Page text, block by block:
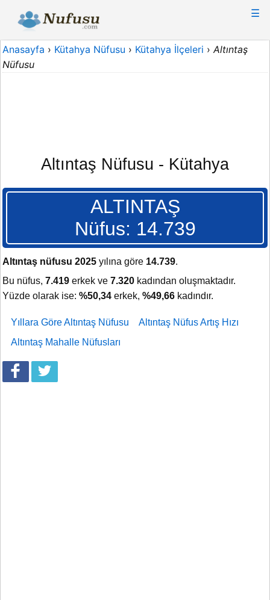
☰
Anasayfa › Kütahya Nüfusu › Kütahya İlçeleri › Altıntaş
Nüfusu
Altıntaş Nüfusu - Kütahya
ALTINTAŞ
Nüfus: 14.739
Altıntaş nüfusu 2025 yılına göre 14.739.
Bu nüfus, 7.419 erkek ve 7.320 kadından oluşmaktadır.
Yüzde olarak ise: %50,34 erkek, %49,66 kadındır.
Yıllara Göre Altıntaş Nüfusu
Altıntaş Nüfus Artış Hızı
Altıntaş Mahalle Nüfusları